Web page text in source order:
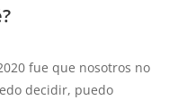
fue que nosotros no
decidir, puedo